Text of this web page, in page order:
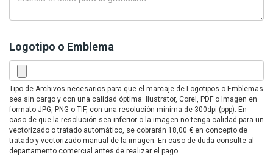
Logotipo o Emblema
Tipo de Archivos necesarios para que el marcaje de Logotipos o Emblemas
sea sin cargo y con una calidad óptima: Ilustrator, Corel, PDF o Imagen en
formato JPG, PNG o TIF, con una resolución mínima de 300dpi (ppp). En
caso de que la resolución sea inferior o la imagen no tenga calidad para un
vectorizado o tratado automático, se cobrarán 18,00 € en concepto de
tratado y vectorizado manual de la imagen. En caso de duda consulte al
departamento comercial antes de realizar el pago.